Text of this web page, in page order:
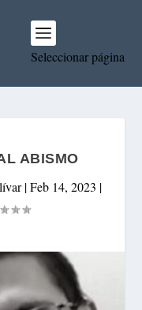
Seleccionar página
ABISMO
|Feb 14, 2023 |